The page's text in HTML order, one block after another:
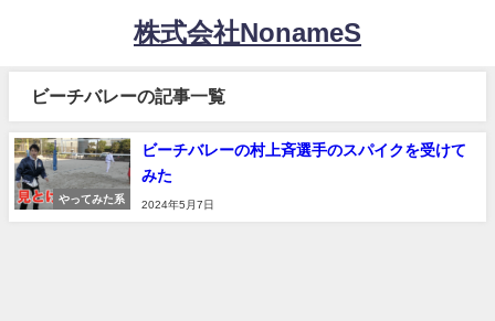
株式会社NonameS
ビーチバレーの記事一覧
やってみた系
ビーチバレーの村上斉選手のスパイクを受けて
みた
2024年5月7日